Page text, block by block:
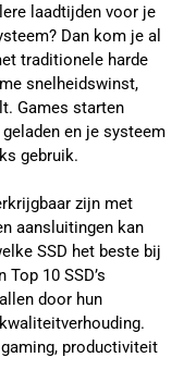
laadtijden voor je
Dan kom je al
traditionele harde
snelheidswinst,
Games starten
en je systeem
gebruik.
zijn met
aansluitingen kan
SSD het beste bij
10 SSD’s
door hun
productiviteit